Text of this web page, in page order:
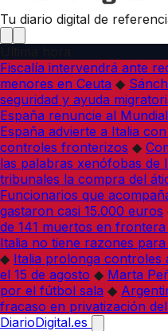
Tu diario digital de
Fiscalía intervendrá ante
menores en Ceuta ◆
seguridad y ayuda
España renuncie al
España advierte a Italia
controles fronterizos ◆
las palabras xenófobas de
tribunales la compra del
Funcionarios que
gastaron casi 15.000 euros
de 141 muertos en frontera
Italia no tiene razones
◆ Italia prolonga controles
el 15 de agosto ◆ Marta
por el fútbol sala ◆
fracaso en privatización
DiarioDigital.es